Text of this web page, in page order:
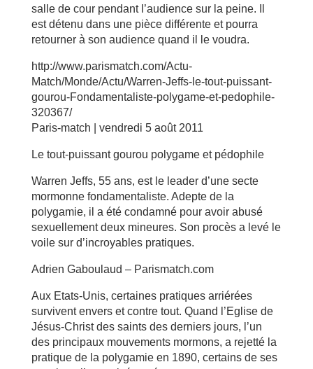
salle de cour pendant l’audience sur la peine. Il
est détenu dans une pièce différente et pourra
retourner à son audience quand il le voudra.
http://www.parismatch.com/Actu-
Match/Monde/Actu/Warren-Jeffs-le-tout-puissant-
gourou-Fondamentaliste-polygame-et-pedophile-
320367/
Paris-match | vendredi 5 août 2011
Le tout-puissant gourou polygame et pédophile
Warren Jeffs, 55 ans, est le leader d’une secte
mormonne fondamentaliste. Adepte de la
polygamie, il a été condamné pour avoir abusé
sexuellement deux mineures. Son procès a levé le
voile sur d’incroyables pratiques.
Adrien Gaboulaud – Parismatch.com
Aux Etats-Unis, certaines pratiques arriérées
survivent envers et contre tout. Quand l’Eglise de
Jésus-Christ des saints des derniers jours, l’un
des principaux mouvements mormons, a rejetté la
pratique de la polygamie en 1890, certains de ses